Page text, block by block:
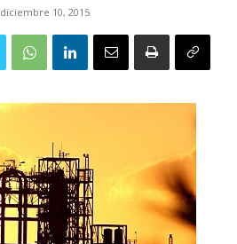
diciembre 10, 2015